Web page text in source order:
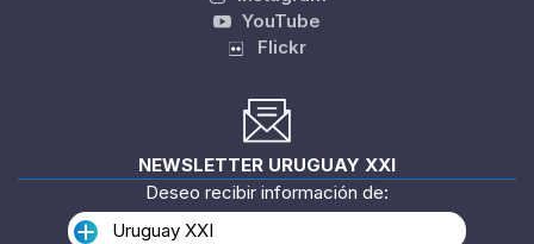
YouTube
Flickr
NEWSLETTER URUGUAY XXI
Deseo recibir información de:
Uruguay XXI